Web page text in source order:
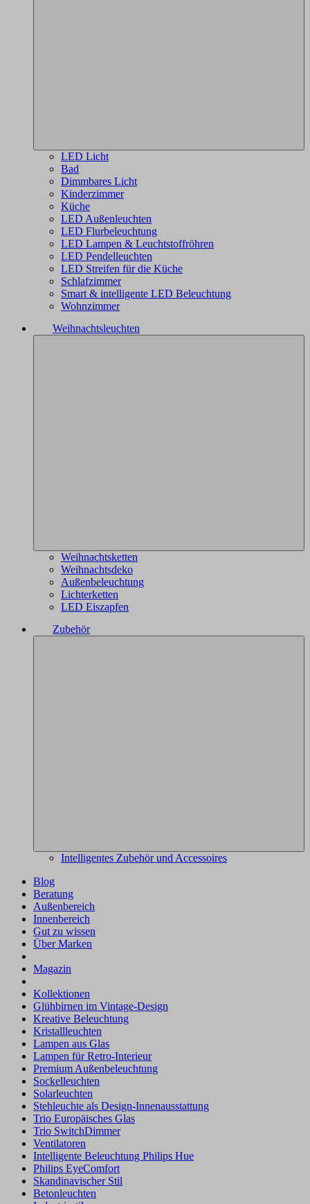
LED Licht
Bad
Dimmbares Licht
Kinderzimmer
Küche
LED Außenleuchten
LED Flurbeleuchtung
LED Lampen & Leuchtstoffröhren
LED Pendelleuchten
LED Streifen für die Küche
Schlafzimmer
Smart & intelligente LED Beleuchtung
Wohnzimmer
Weihnachtsleuchten
Weihnachtsketten
Weihnachtsdeko
Außenbeleuchtung
Lichterketten
LED Eiszapfen
Zubehör
Intelligentes Zubehör und Accessoires
Blog
Beratung
Außenbereich
Innenbereich
Gut zu wissen
Über Marken
Magazin
Kollektionen
Glühbirnen im Vintage-Design
Kreative Beleuchtung
Kristallleuchten
Lampen aus Glas
Lampen für Retro-Interieur
Premium Außenbeleuchtung
Sockelleuchten
Solarleuchten
Stehleuchte als Design-Innenausstattung
Trio Europäisches Glas
Trio SwitchDimmer
Ventilatoren
Intelligente Beleuchtung Philips Hue
Philips EyeComfort
Skandinavischer Stil
Betonleuchten